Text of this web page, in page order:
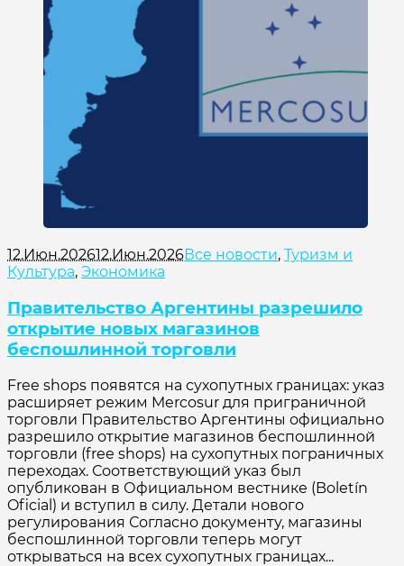
12.Июн.202612.Июн.2026Все новости, Туризм и
Культура, Экономика
Правительство Аргентины разрешило
открытие новых магазинов
беспошлинной торговли
Free shops появятся на сухопутных границах: указ
расширяет режим Mercosur для приграничной
торговли Правительство Аргентины официально
разрешило открытие магазинов беспошлинной
торговли (free shops) на сухопутных пограничных
переходах. Соответствующий указ был
опубликован в Официальном вестнике (Boletín
Oficial) и вступил в силу. Детали нового
регулирования Согласно документу, магазины
беспошлинной торговли теперь могут
открываться на всех сухопутных границах...